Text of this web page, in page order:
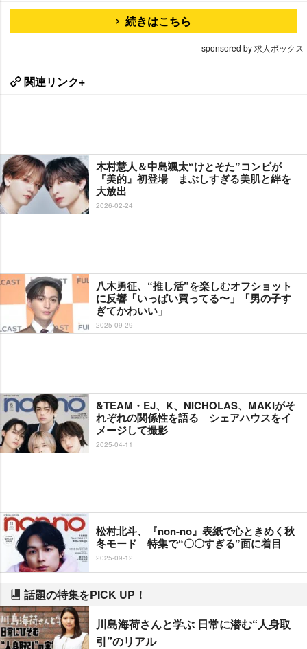
続きはこちら
sponsored by 求人ボックス
関連リンク+
木村慧人＆中島颯太“けとそた”コンビが
『美的』初登場 まぶしすぎる美肌と絆を
大放出
2026-02-24
八木勇征、“推し活”を楽しむオフショット
に反響「いっぱい買ってる〜」「男の子す
ぎてかわいい」
2025-09-29
&TEAM・EJ、K、NICHOLAS、MAKIがそ
れぞれの関係性を語る シェアハウスをイ
メージして撮影
2025-04-11
松村北斗、『non-no』表紙で心ときめく秋
冬モード 特集で“〇〇すぎる”面に着目
2025-09-12
話題の特集をPICK UP！
川島海荷さんと学ぶ 日常に潜む“人身取
引”のリアル